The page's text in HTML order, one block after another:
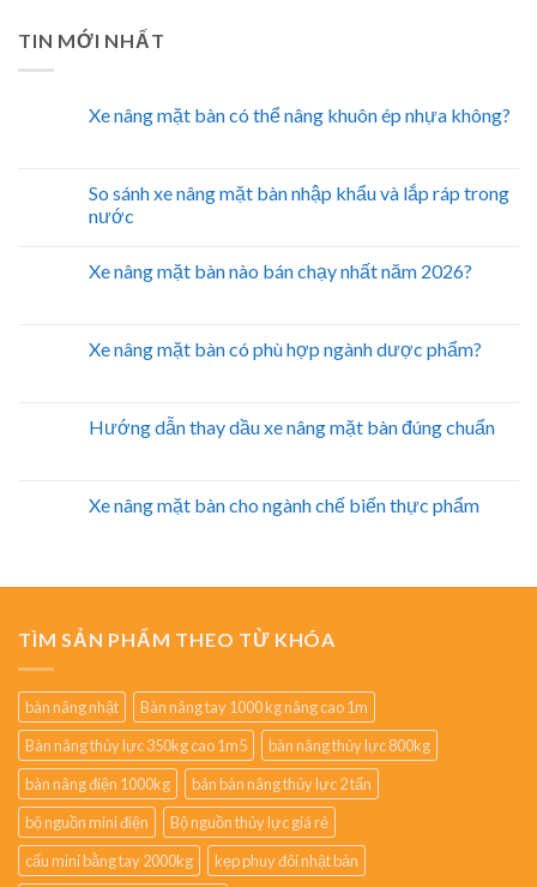
TIN MỚI NHẤT
Xe nâng mặt bàn có thể nâng khuôn ép nhựa không?
So sánh xe nâng mặt bàn nhập khẩu và lắp ráp trong
nước
Xe nâng mặt bàn nào bán chạy nhất năm 2026?
Xe nâng mặt bàn có phù hợp ngành dược phẩm?
Hướng dẫn thay dầu xe nâng mặt bàn đúng chuẩn
Xe nâng mặt bàn cho ngành chế biến thực phẩm
TÌM SẢN PHẨM THEO TỪ KHÓA
bàn nâng nhật
Bàn nâng tay 1000 kg nâng cao 1m
Bàn nâng thủy lực 350kg cao 1m5
bàn nâng thủy lực 800kg
bàn nâng điện 1000kg
bán bàn nâng thủy lực 2 tấn
bộ nguồn mini điện
Bộ nguồn thủy lực giá rẻ
cẩu mini bằng tay 2000kg
kẹp phuy đôi nhật bản